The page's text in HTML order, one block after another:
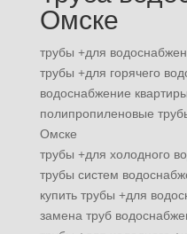
Омске
трубы +для
трубы +для горячего
водоснабжение
полипропиленовые
Омске
трубы +для холодного
трубы систем
купить трубы +для
замена труб